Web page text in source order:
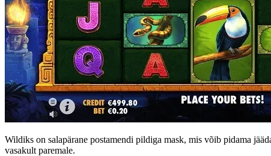
Wildiks on salapärane postamendi pildiga mask, mis võib pidama
vasakult paremale.